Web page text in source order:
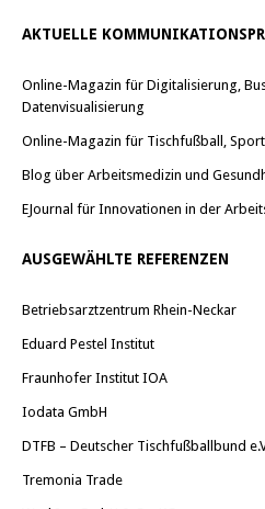
AKTUELLE
Online-Magazin für Digitalisierung,
Datenvisualisierung
Online-Magazin für Tischfußball,
Blog über Arbeitsmedizin und
EJournal für Innovationen in der
AUSGEWÄHLTE REFERENZEN
Betriebsarztzentrum Rhein-Neckar
Eduard Pestel Institut
Fraunhofer Institut IOA
Iodata GmbH
DTFB – Deutscher Tischfußballbund
Tremonia Trade